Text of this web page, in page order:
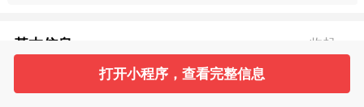
基本信息 收起
1 2
打开小程序，查看完整信息